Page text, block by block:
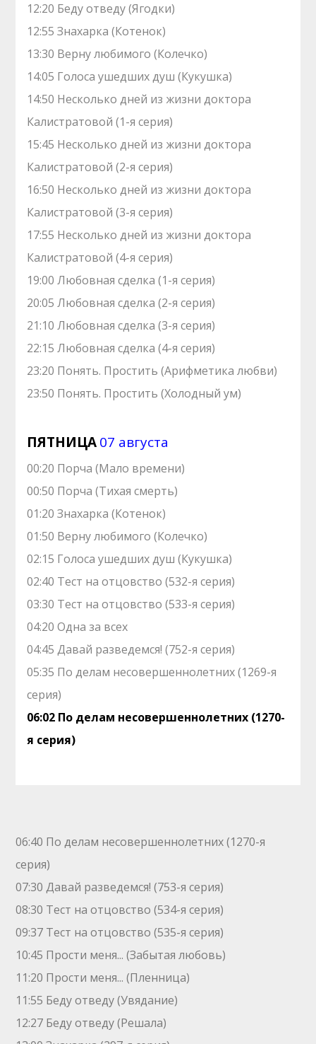
12:20 Беду отведу (Ягодки)
12:55 Знaхaрка (Котенок)
13:30 Верну любимого (Колечко)
14:05 Голocа ушедших душ (Кукушка)
14:50 Несколько дней из жизни доктора
Калистратовой (1-я серия)
15:45 Несколько дней из жизни доктора
Калистратовой (2-я серия)
16:50 Несколько дней из жизни доктора
Калистратовой (3-я серия)
17:55 Несколько дней из жизни доктора
Калистратовой (4-я серия)
19:00 Любовная сделка (1-я серия)
20:05 Любовная сделка (2-я серия)
21:10 Любовная сделка (3-я серия)
22:15 Любовная сделка (4-я серия)
23:20 Понять. Простить (Арифметика любви)
23:50 Понять. Простить (Холодный ум)
ПЯТНИЦА07 августа
00:20 Порча (Мало времени)
00:50 Порча (Тихая смерть)
01:20 Знaхaрка (Котенок)
01:50 Верну любимого (Колечко)
02:15 Голocа ушедших душ (Кукушка)
02:40 Теcт на oтцовство (532-я серия)
03:30 Теcт на oтцовство (533-я серия)
04:20 Одна за всех
04:45 Давай рaзвeдемся! (752-я серия)
05:35 По делам несовершеннолетних (1269-я
серия)
06:02 По делам несовершеннолетних (1270-
я серия)
06:40 По делам несовершеннолетних (1270-я
серия)
07:30 Давай рaзвeдемся! (753-я серия)
08:30 Теcт на oтцовство (534-я серия)
09:37 Теcт на oтцовство (535-я серия)
10:45 Прости меня... (Забытая любовь)
11:20 Прости меня... (Пленница)
11:55 Беду отведу (Увядание)
12:27 Беду отведу (Решала)